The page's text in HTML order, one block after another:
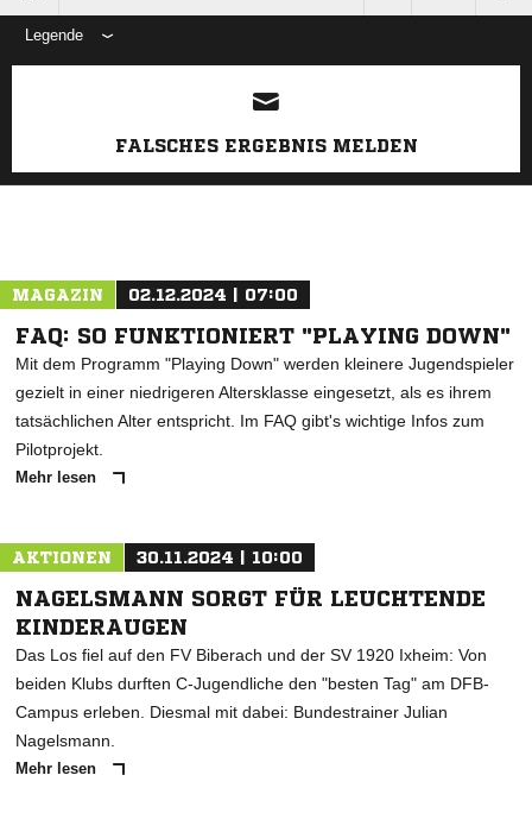
Legende
ANZEIGE
FALSCHES ERGEBNIS MELDEN
MAGAZIN 02.12.2024 | 07:00
FAQ: SO FUNKTIONIERT "PLAYING DOWN"
Mit dem Programm "Playing Down" werden kleinere Jugendspieler
gezielt in einer niedrigeren Altersklasse eingesetzt, als es ihrem
tatsächlichen Alter entspricht. Im FAQ gibt's wichtige Infos zum
Pilotprojekt.
Mehr lesen
AKTIONEN 30.11.2024 | 10:00
NAGELSMANN SORGT FÜR LEUCHTENDE
KINDERAUGEN
Das Los fiel auf den FV Biberach und der SV 1920 Ixheim: Von
beiden Klubs durften C-Jugendliche den "besten Tag" am DFB-
Campus erleben. Diesmal mit dabei: Bundestrainer Julian
Nagelsmann.
Mehr lesen